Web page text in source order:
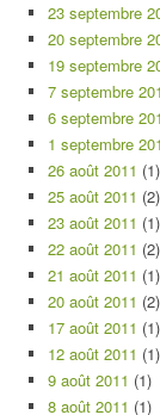
23 septembre
20 septembre
19 septembre
7 septembre
6 septembre
1 septembre
26 août 2011 (1)
25 août 2011 (2)
23 août 2011 (1)
22 août 2011 (2)
21 août 2011 (1)
20 août 2011 (2)
17 août 2011 (1)
12 août 2011 (1)
9 août 2011 (1)
8 août 2011 (1)